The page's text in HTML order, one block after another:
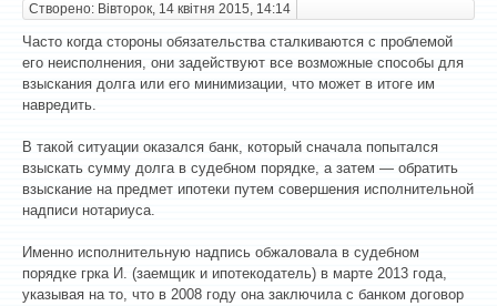
Створено: Вівторок, 14 квітня 2015, 14:14
Часто когда стороны обязательства сталкиваются с проблемой
его неисполнения, они задействуют все возможные способы для
взыскания долга или его минимизации, что может в итоге им
навредить.
В такой ситуации оказался банк, который сначала попытался
взыскать сумму долга в судебном порядке, а затем — обратить
взыскание на предмет ипотеки путем совершения исполнительной
надписи нотариуса.
Именно исполнительную надпись обжаловала в судебном
порядке гр­ка И. (заемщик и ипотекодатель) в марте 2013 года,
указывая на то, что в 2008 году она заключила с банком договор